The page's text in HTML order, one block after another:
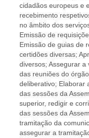
cidadãos europeus e
recebimento
no âmbito dos
Emissão de
Emissão de guias de
certidões diversas;
diversos; Assegurar
das reuniões do
deliberativo; Elaborar
das sessões da
superior, redigir e
das sessões da
tramitação da
assegurar a